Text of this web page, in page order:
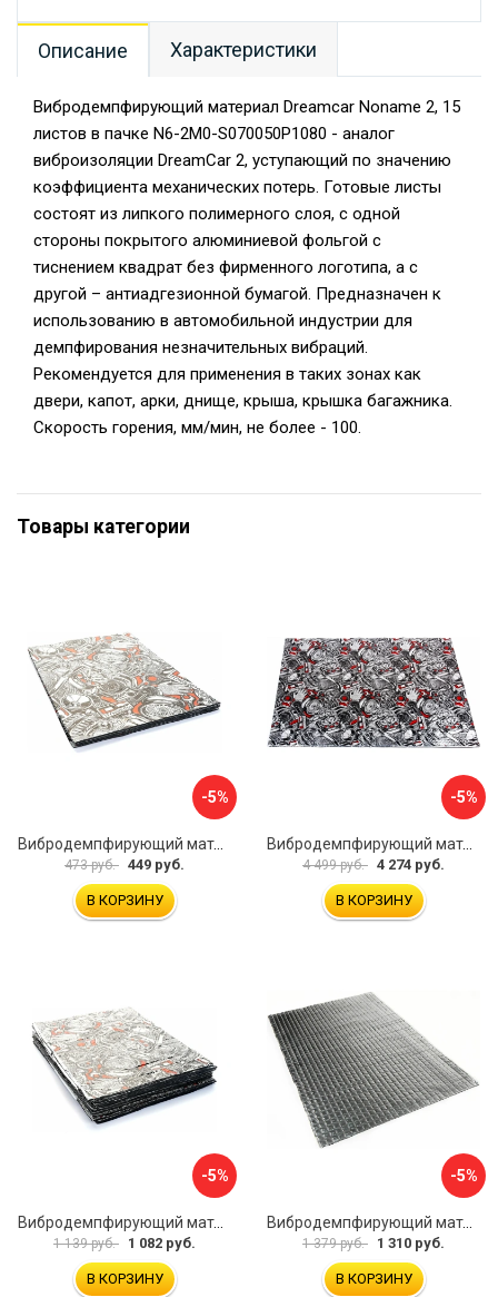
Описание Характеристики
Вибродемпфирующий материал Dreamcar Noname 2, 15
листов в пачке N6-2M0-S070050P1080 - аналог
виброизоляции DreamCar 2, уступающий по значению
коэффициента механических потерь. Готовые листы
состоят из липкого полимерного слоя, с одной
стороны покрытого алюминиевой фольгой с
тиснением квадрат без фирменного логотипа, а с
другой – антиадгезионной бумагой. Предназначен к
использованию в автомобильной индустрии для
демпфирования незначительных вибраций.
Рекомендуется для применения в таких зонах как
двери, капот, арки, днище, крыша, крышка багажника.
Скорость горения, мм/мин, не более - 100.
Товары категории
-5%
Вибродемпфирующий материал Dreamcar Base 2 33x25 см DC-000-0926988P1393
473 руб. 449 руб.
В КОРЗИНУ
-5%
Вибродемпфирующий материал Dreamcar DC-2M0-S070050P7
4 499 руб. 4 274 руб.
В КОРЗИНУ
-5%
Вибродемпфирующий материал Dreamcar Base 2 33x25 см DC-000-0926988P1395
1 139 руб. 1 082 руб.
В КОРЗИНУ
-5%
Вибродемпфирующий материал Dreamcar Noname 2 N6-2M0-S070050P1078
1 379 руб. 1 310 руб.
В КОРЗИНУ